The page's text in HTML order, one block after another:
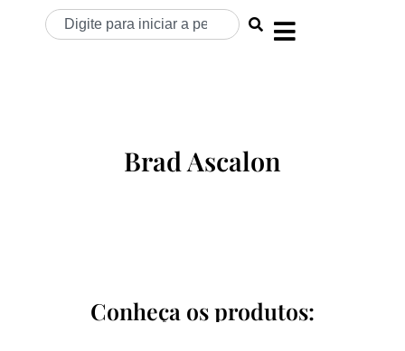
Brad Ascalon
Conheça os produtos: